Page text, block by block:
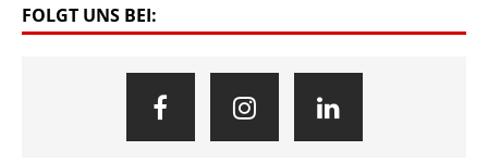
FOLGT UNS BEI: